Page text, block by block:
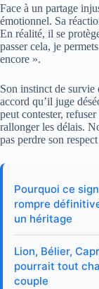
Face à un partage
émotionnel. Sa
En réalité, il se
passer cela, je
encore ».
Son instinct de survie
accord qu’il juge
peut contester,
rallonger les délais.
pas perdre son
Pourquoi ce
rompre
un héritage
Lion, Bélier,
pourrait tout
couple